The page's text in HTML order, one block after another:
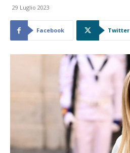
29 Luglio 2023
Facebook Twitter